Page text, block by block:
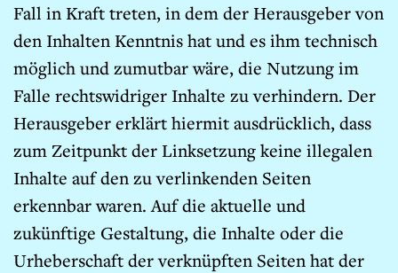
Fall in Kraft treten, in dem der Herausgeber von
den Inhalten Kenntnis hat und es ihm technisch
möglich und zumutbar wäre, die Nutzung im
Falle rechtswidriger Inhalte zu verhindern. Der
Herausgeber erklärt hiermit ausdrücklich, dass
zum Zeitpunkt der Linksetzung keine illegalen
Inhalte auf den zu verlinkenden Seiten
erkennbar waren. Auf die aktuelle und
zukünftige Gestaltung, die Inhalte oder die
Urheberschaft der verknüpften Seiten hat der